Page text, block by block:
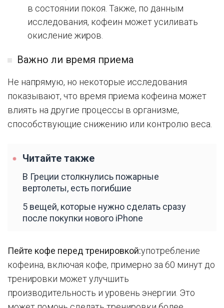
в состоянии покоя. Также, по данным
исследования, кофеин может усиливать
окисление жиров.
Важно ли время приема
Не напрямую, но некоторые исследования
показывают, что время приема кофеина может
влиять на другие процессы в организме,
способствующие снижению или контролю веса.
Читайте также
В Греции столкнулись пожарные
вертолеты, есть погибшие
5 вещей, которые нужно сделать сразу
после покупки нового iPhone
Пейте кофе перед тренировкой:употребление
кофеина, включая кофе, примерно за 60 минут до
тренировки может улучшить
производительность и уровень энергии. Это